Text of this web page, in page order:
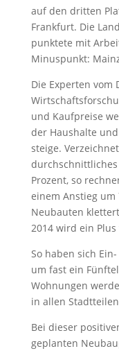
auf den dritten
Frankfurt. Die
punktete mit
Minuspunkt:
Die Experten
und Kaufpreise
der Haushalte
steige.
Prozent, so
einem Anstieg um
Neubauten
2014 wird ein
So haben sich
um fast ein
Wohnungen
in allen
Bei dieser
geplanten